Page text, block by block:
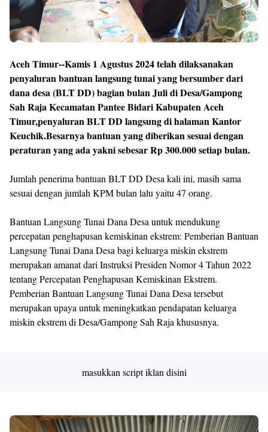
Aceh Timur--Kamis 1 Agustus 2024 telah dilaksanakan
penyaluran bantuan langsung tunai yang bersumber dari
dana desa (BLT DD) bagian bulan Juli di Desa/Gampong
Sah Raja Kecamatan Pantee Bidari Kabupaten Aceh
Timur,penyaluran BLT DD langsung di halaman Kantor
Keuchik.Besarnya bantuan yang diberikan sesuai dengan
peraturan yang ada yakni sebesar Rp 300.000 setiap bulan.
Jumlah penerima bantuan BLT DD Desa kali ini, masih sama
sesuai dengan jumlah KPM bulan lalu yaitu 47 orang.
Bantuan Langsung Tunai Dana Desa untuk mendukung
percepatan penghapusan kemiskinan ekstrem: Pemberian Bantuan
Langsung Tunai Dana Desa bagi keluarga miskin ekstrem
merupakan amanat dari Instruksi Presiden Nomor 4 Tahun 2022
tentang Percepatan Penghapusan Kemiskinan Ekstrem.
Pemberian Bantuan Langsung Tunai Dana Desa tersebut
merupakan upaya untuk meningkatkan pendapatan keluarga
miskin ekstrem di Desa/Gampong Sah Raja khususnya.
masukkan script iklan disini